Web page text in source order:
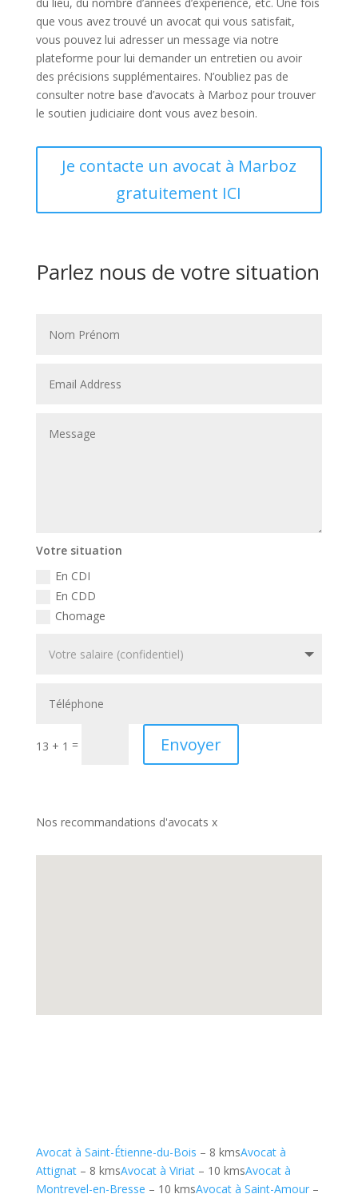
que vous avez trouvé un avocat qui vous satisfait,
vous pouvez lui adresser un message via notre
plateforme pour lui demander un entretien ou avoir
des précisions supplémentaires. N’oubliez pas de
consulter notre base d’avocats à Marboz pour trouver
le soutien judiciaire dont vous avez besoin.
Je contacte un avocat à Marboz
gratuitement ICI
Parlez nous de votre situation
Votre situation
En CDI
En CDD
Chomage
13 + 1 = Envoyer
Nos recommandations d'avocats x
Avocat à Saint-Étienne-du-Bois – 8 kmsAvocat à
Attignat– 8 kmsAvocat à Viriat– 10 kmsAvocat à
Montrevel-en-Bresse – 10 kmsAvocat à Saint-Amour–